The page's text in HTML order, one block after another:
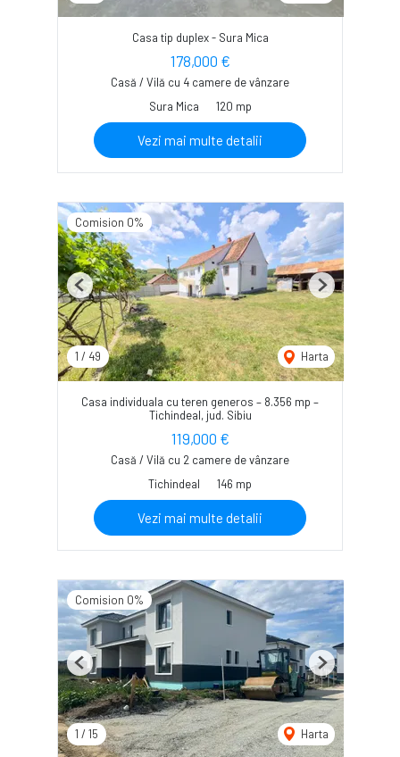
Casa tip duplex - Sura Mica
178,000 €
Casă / Vilă cu 4 camere de vânzare
Sura Mica
120 mp
Vezi mai multe detalii
Comision 0%
1 / 49 Harta
Previous Next
Casa individuala cu teren generos – 8.356 mp –
Tichindeal, jud. Sibiu
119,000 €
Casă / Vilă cu 2 camere de vânzare
Tichindeal
146 mp
Vezi mai multe detalii
Comision 0%
1 / 15 Harta
Previous Next